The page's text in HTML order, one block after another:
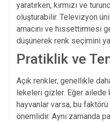
yaratırken, kırmızı ve
oluşturabilir. Televizyon
amacını ve hissettirmesi
düşünerek renk seçimini
Pratiklik ve
Açık renkler, genellikle
lekeleri gizler. Eğer ailede
hayvanlar varsa, bu
önemlidir. Aynı zamanda